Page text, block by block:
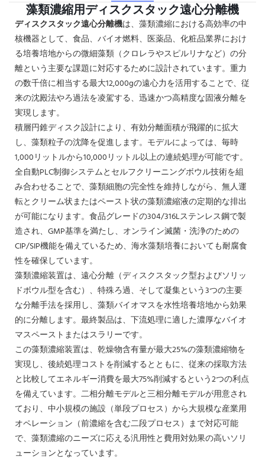
藻類濃縮用ディスクスタック遠心分離機
ディスクスタック遠心分離機は、藻類濃縮における高効率の中
核機器として、食品、バイオ燃料、医薬品、化粧品業界におけ
る培養培地からの微細藻類（クロレラやスピルリナなど）の分
離という主要な課題に対応するために設計されています。重力
の数千倍に相当する最大12,000gの遠心力を活用することで、従
来の沈殿法やろ過法を凌駕する、迅速かつ高精度な固液分離を
実現します。
積層円錐ディスク設計により、有効分離面積が飛躍的に拡大
し、藻類粒子の沈降を促進します。モデルによっては、毎時
1,000リットルから10,000リットル以上の連続処理が可能です。
全自動PLC制御システムとセルフクリーニングボウル技術を組
み合わせることで、藻類細胞の完全性を維持しながら、無人運
転とクリーム状またはペースト状の藻類濃縮液の定期的な排出
が可能になります。食品グレードの304/316Lステンレス鋼で製
造され、GMP基準を満たし、オンライン滅菌・洗浄のための
CIP/SIP機能を備えているため、海水藻類培養においても耐腐食
性を確保しています。
藻類濃縮装置は、遠心分離（ディスクスタック型およびソリッ
ドボウル型を含む）、特殊ろ過、そして凝集という3つの主要
な分離手法を採用し、藻類バイオマスを水性培養培地から効果
的に分離します。最終製品は、下流処理に適した濃厚なバイオ
マスペーストまたはスラリーです。
この藻類濃縮装置は、乾燥物含有量が最大25%の藻類濃縮物を
実現し、後続処理コストを削減するとともに、従来の採取方法
と比較してエネルギー消費を最大75%削減するという2つの利点
を備えています。二相分離モデルと三相分離モデルが用意され
ており、中小規模の施設（単段プロセス）から大規模な産業用
オペレーション（前濃縮を含む二段プロセス）まで対応可能
で、藻類濃縮のニーズに応える汎用性と費用対効果の高いソリ
ューションとなっています。